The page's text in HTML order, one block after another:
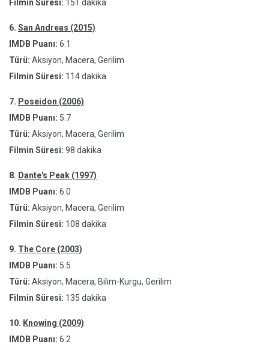
Filmin Süresi: 151 dakika
6. San Andreas (2015)
IMDB Puanı: 6.1
Türü: Aksiyon, Macera, Gerilim
Filmin Süresi: 114 dakika
7. Poseidon (2006)
IMDB Puanı: 5.7
Türü: Aksiyon, Macera, Gerilim
Filmin Süresi: 98 dakika
8. Dante's Peak (1997)
IMDB Puanı: 6.0
Türü: Aksiyon, Macera, Gerilim
Filmin Süresi: 108 dakika
9. The Core (2003)
IMDB Puanı: 5.5
Türü: Aksiyon, Macera, Bilim-Kurgu, Gerilim
Filmin Süresi: 135 dakika
10. Knowing (2009)
IMDB Puanı: 6.2